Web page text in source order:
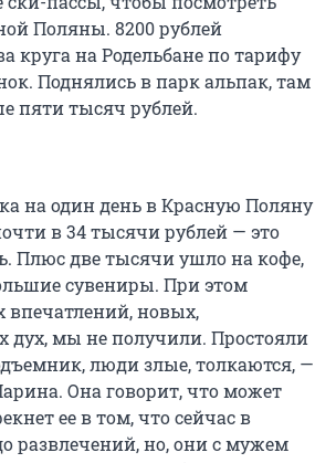
Поляны. 8200 рублей
круга на Родельбане по тарифу
Поднялись в парк альпак, там
пяти тысяч рублей.
на один день в Красную Поляну
в 34 тысячи рублей — это
Плюс две тысячи ушло на кофе,
сувениры. При этом
впечатлений, новых,
дух, мы не получили. Простояли
люди злые, толкаются, —
Она говорит, что может
ее в том, что сейчас в
развлечений, но, они с мужем